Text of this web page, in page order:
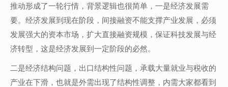
推动形成了一轮行情，背景逻辑也很简单，一是经济发展需
要。经济发展到现在阶段，间接融资不能支撑产业发展，必须
发展强大的资本市场，扩大直接融资规模，保证科技发展与经
济转型，这是经济发展到一定阶段的必然。
二是经济结构问题，出口结构性问题，承载大量就业与税收的
产业在下滑，也就是外需出现了结构性调整，内需大家都看到